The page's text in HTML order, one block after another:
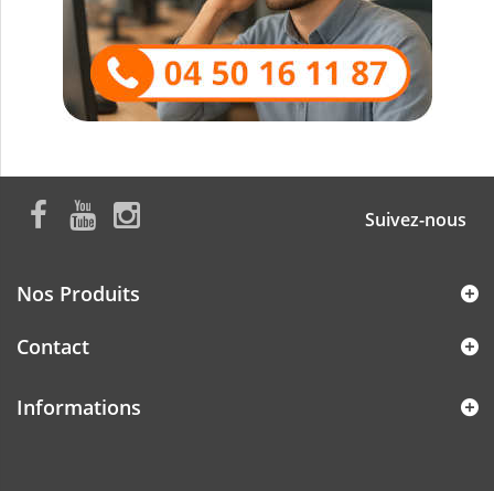
Suivez-nous
Nos Produits
Contact
Informations